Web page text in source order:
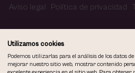
Aviso legal Política de privacidad
Política de cookies
Utilizamos cookies
Podemos utilizarlas para el análisis de los datos
mejorar nuestro sitio web, mostrar contenido